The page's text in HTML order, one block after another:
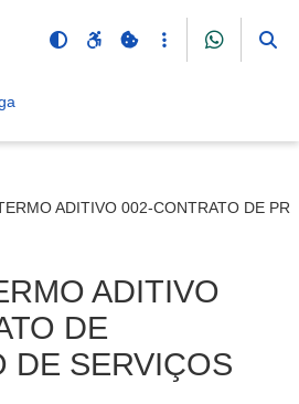
ADITIVO 002-CONTRATO DE
ADITIVO
DE
DE SERVIÇOS